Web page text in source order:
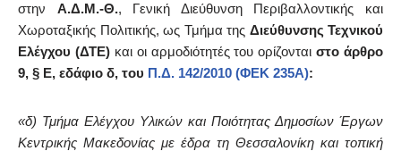
στην Α.Δ.Μ.-Θ., Γενική Διεύθυνση Περιβαλλοντικής και
Χωροταξικής Πολιτικής, ως Τμήμα της Διεύθυνσης Τεχνικού
Ελέγχου (ΔΤΕ) και οι αρμοδιότητές του ορίζονταιστο άρθρο
9, § Ε, εδάφιο δ, του Π.Δ. 142/2010 (ΦΕΚ 235Α):
«δ) Τμήμα Ελέγχου Υλικών και Ποιότητας Δημοσίων Έργων
Κεντρικής Μακεδονίας με έδρα τη Θεσσαλονίκη και τοπική